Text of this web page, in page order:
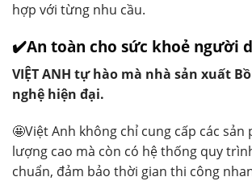
hợp với từng nhu cầu.
✔️An toàn cho sức khoẻ người
VIỆT ANH tự hào mà nhà sản xuất
nghệ hiện đại.
🤩Việt Anh không chỉ cung cấp các sản
lượng cao mà còn có hệ thống quy
chuẩn, đảm bảo thời gian thi công